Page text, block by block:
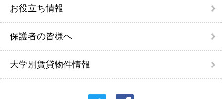
お役立ち情報
保護者の皆様へ
大学別賃貸物件情報